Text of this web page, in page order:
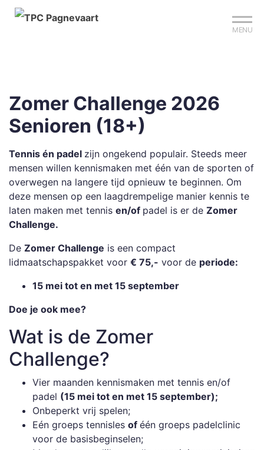
MENU
Zomer Challenge 2026
Senioren (18+)
Tennis én padel zijn ongekend populair. Steeds meer
mensen willen kennismaken met één van de sporten of
overwegen na langere tijd opnieuw te beginnen. Om
deze mensen op een laagdrempelige manier kennis te
laten maken met tennis en/of padel is er de Zomer
Challenge.
De Zomer Challenge is een compact
lidmaatschapspakket voor € 75,- voor de periode:
15 mei tot en met 15 september
Doe je ook mee?
Wat is de Zomer
Challenge?
Vier maanden kennismaken met tennis en/of
padel (15 mei tot en met 15 september);
Onbeperkt vrij spelen;
Eén groeps tennisles of één groeps padelclinic
voor de basisbeginselen;